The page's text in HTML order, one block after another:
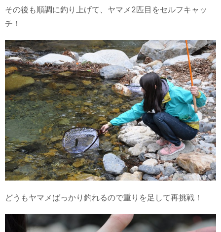
その後も順調に釣り上げて、ヤマメ2匹目をセルフキャッ
チ！
どうもヤマメばっかり釣れるので重りを足して再挑戦！